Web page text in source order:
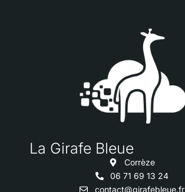
La Girafe Bleue​
Corrèze
06 71 69 13 24
contact@girafebleue.fr